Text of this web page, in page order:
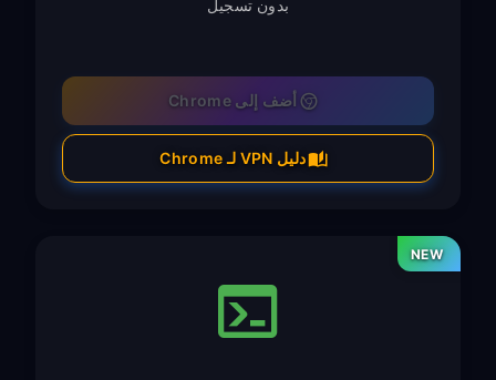
بدون تسجيل
أضف إلى Chrome
دليل VPN لـ Chrome
NEW